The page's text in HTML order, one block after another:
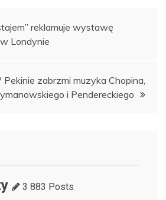
reklamuje wystawę
Londynie
Pekinie zabrzmi muzyka Chopina,
i Pendereckiego
3 883 Posts